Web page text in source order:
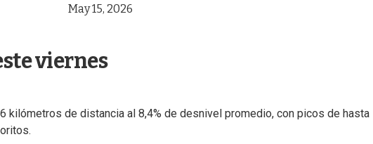
May 15, 2026
viernes
kilómetros de distancia al 8,4% de desnivel promedio, con picos de hasta